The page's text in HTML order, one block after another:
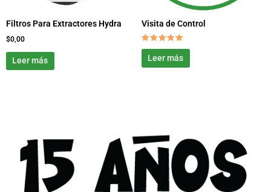
Filtros Para Extractores Hydra
$0,00
Leer más
Visita de Control
Valorado
con
5.00
de 5
Leer más